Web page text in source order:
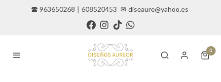
🕿 963650268 | 608520453 ✉ diseaure@yahoo.es
0